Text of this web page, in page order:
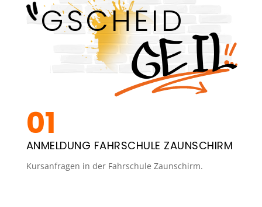
GSCHEID
GEIL
ANMELDUNG FAHRSCHULE ZAUNSCHIRM
Kursanfragen in der Fahrschule Zaunschirm.